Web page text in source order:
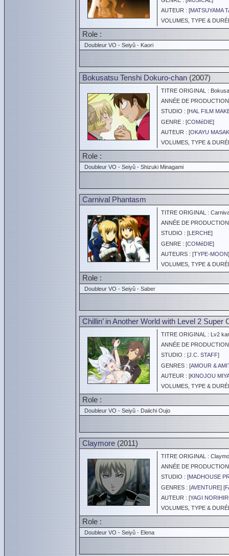
AUTEUR : [MATSUYAMA
VOLUMES, TYPE &
Role :
Doubleur VO - Seiyû - Kaori
Bokusatsu Tenshi Dokuro-chan (2007)
TITRE ORIGINAL :
ANNÉE DE
STUDIO : [HAL FILM
GENRE : [COMéDIE]
AUTEUR : [OKAYU
VOLUMES, TYPE &
Role :
Doubleur VO - Seiyû - Shizuki Minagami
Carnival Phantasm
TITRE ORIGINAL :
ANNÉE DE
STUDIO : [LERCHE]
GENRE : [COMéDIE]
AUTEURS : [TYPE-MOON
VOLUMES, TYPE &
Role :
Doubleur VO - Seiyû - Saber
Chillin’ in Another World with Level 2 Super
TITRE ORIGINAL : Lv2
ANNÉE DE
STUDIO : [J.C. STAFF]
GENRES : [AMOUR &
AUTEUR : [KINOJOU
VOLUMES, TYPE &
Role :
Doubleur VO - Seiyû - Daiichi Oujo
Claymore (2011)
TITRE ORIGINAL :
ANNÉE DE
STUDIO : [MADHOUSE
GENRES : [AVENTURE] [
AUTEUR : [YAGI
VOLUMES, TYPE &
Role :
Doubleur VO - Seiyû - Elena